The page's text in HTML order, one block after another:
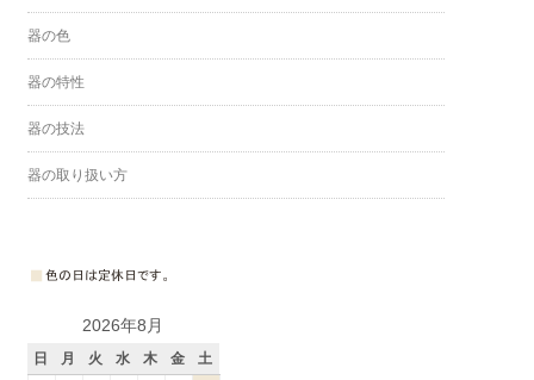
器の色
器の特性
器の技法
器の取り扱い方
2026年8月
日 月 火 水 木 金
土